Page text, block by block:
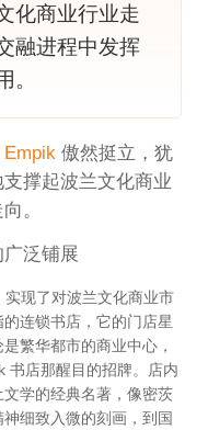
化商业行业走
融进程中发挥
。
Empik傲然挺立，犹
撑起波兰文化商业
。
泛铺展
现了对波兰文化商业市
连锁书店，它的门店星
繁华都市的商业中心，
书店那醒目的招牌。店内
学的经典名著，像密茨
细致入微的刻画，到国